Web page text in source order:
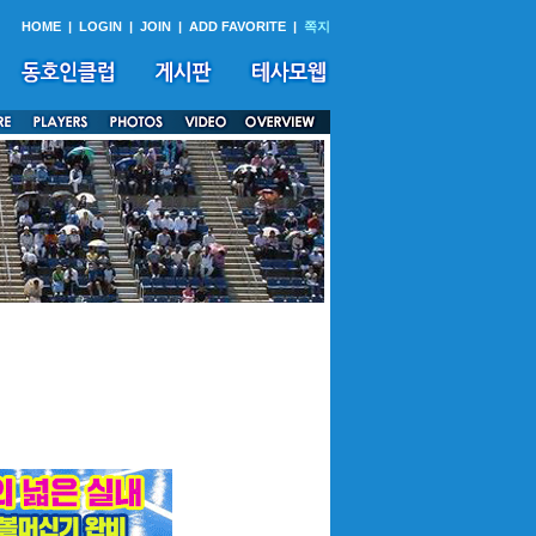
HOME | LOGIN | JOIN | ADD FAVORITE | 쪽지